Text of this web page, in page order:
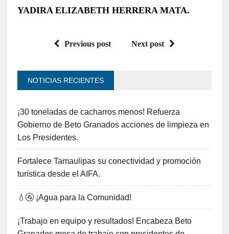
YADIRA ELIZABETH HERRERA MATA.
Previous post Next post
NOTICIAS RECIENTES
¡30 toneladas de cacharros menos! Refuerza
Gobierno de Beto Granados acciones de limpieza en
Los Presidentes.
Fortalece Tamaulipas su conectividad y promoción
turística desde el AIFA.
💧🚰 ¡Agua para la Comunidad!
¡Trabajo en equipo y resultados! Encabeza Beto